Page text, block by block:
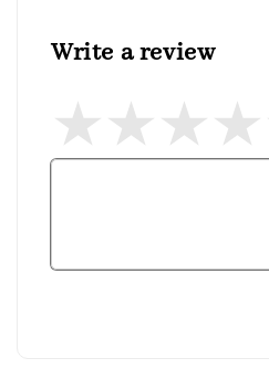
Write a review